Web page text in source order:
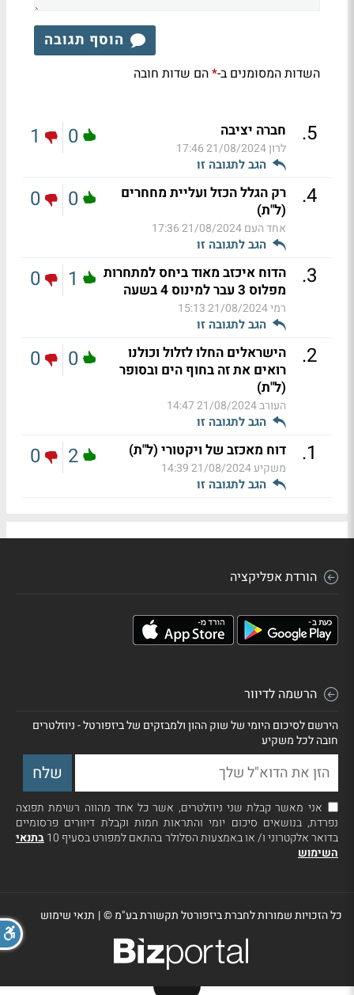
הוסף תגובה
השדות המסומנים ב-*הם שדות חובה
5
. חברה יציבה
לרון21/08/2024 17:46
הגב לתגובה זו
0
1
4
.
רק הגלל הכזל ועליית מחחרים
(ל"ת)
אחד העם21/08/2024 17:36
הגב לתגובה זו
0
0
3
.
הדוח איכזב מאוד ביחס למתחרות
מפלוס 3 עבר למינוס 4 בשעה
רמי21/08/2024 15:13
הגב לתגובה זו
1
0
2
.
הישראלים החלו לזלול וכולנו
רואים את זה בחוף הים ובסופר
(ל"ת)
העורב21/08/2024 14:47
הגב לתגובה זו
0
0
1
. דוח מאכזב של ויקטורי (ל"ת)
משקיע21/08/2024 14:39
הגב לתגובה זו
2
0
הורדת אפליקציה
הרשמה לדיוור
הירשם לסיכום היומי של שוק ההון ולמבזקים של ביזפורטל - ניוזלטרים
חובה לכל משקיע
אני מאשר קבלת שני ניוזלטרים, אשר כל אחד מהווה רשימת תפוצה
נפרדת, בנושאים סיכום יומי והתראות חמות וקבלת דיוורים פרסומיים
בדואר אלקטרוני ו/ או באמצעות הסלולר בהתאם למפורט בסעיף 10
בתנאי
השימוש
כל הזכויות שמורות לחברת ביזפורטל תקשורת בע"מ ©| תנאי שימוש